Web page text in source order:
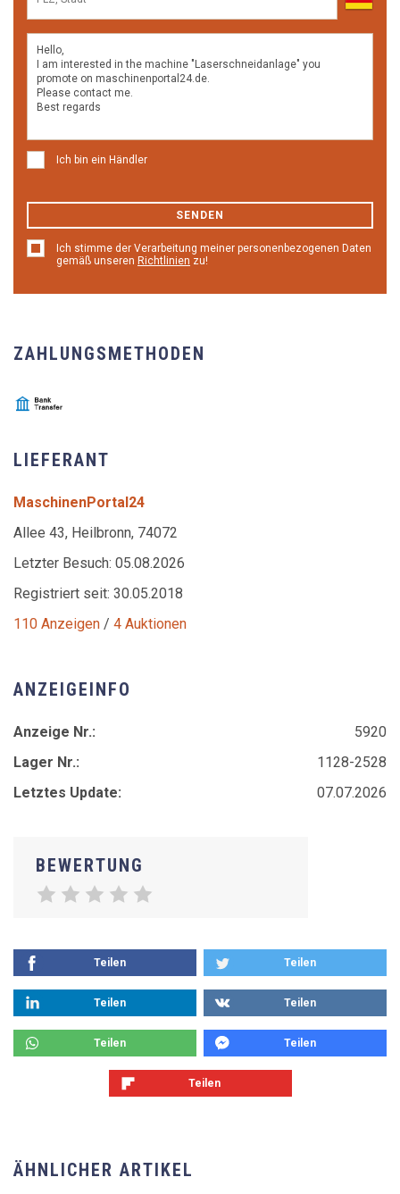
Ich bin ein Händler
SENDEN
Ich stimme der Verarbeitung meiner personenbezogenen Daten
gemäß unseren Richtlinien zu!
ZAHLUNGSMETHODEN
LIEFERANT
MaschinenPortal24
Allee 43, Heilbronn, 74072
Letzter Besuch: 05.08.2026
Registriert seit: 30.05.2018
110 Anzeigen / 4 Auktionen
ANZEIGEINFO
Anzeige Nr.:
5920
Lager Nr.:
1128-2528
Letztes Update:
07.07.2026
BEWERTUNG
Teilen Teilen
Teilen Teilen
Teilen Teilen
Teilen
ÄHNLICHER ARTIKEL